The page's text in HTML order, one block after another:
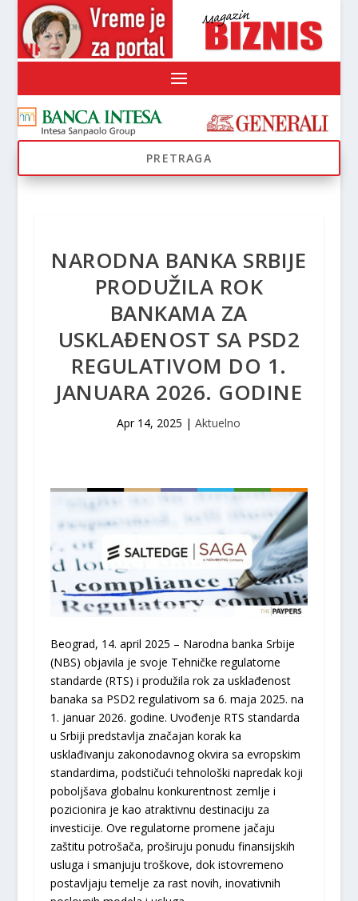
NARODNA BANKA SRBIJE
PRODUŽILA ROK
BANKAMA ZA
USKLAĐENOST SA PSD2
REGULATIVOM DO 1.
JANUARA 2026. GODINE
Apr 14, 2025 |Aktuelno
Beograd, 14. april 2025 – Narodna banka Srbije
(NBS) objavila je svoje Tehničke regulatorne
standarde (RTS) i produžila rok za usklađenost
banaka sa PSD2 regulativom sa 6. maja 2025. na
1. januar 2026. godine. Uvođenje RTS standarda
u Srbiji predstavlja značajan korak ka
usklađivanju zakonodavnog okvira sa evropskim
standardima, podstičući tehnološki napredak koji
poboljšava globalnu konkurentnost zemlje i
pozicionira je kao atraktivnu destinaciju za
investicije. Ove regulatorne promene jačaju
zaštitu potrošača, proširuju ponudu finansijskih
usluga i smanjuju troškove, dok istovremeno
postavljaju temelje za rast novih, inovativnih